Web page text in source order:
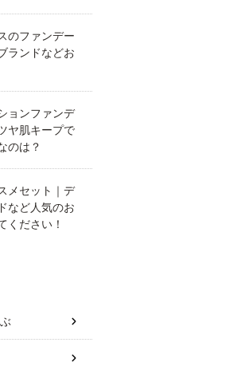
のファンデー
ランドなどお
ョンファンデ
ヤ肌キープで
のは？
メセット｜デ
など人気のお
ください！